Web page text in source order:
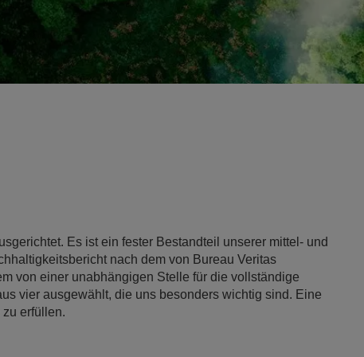
Es ist ein fester Bestandteil unserer mittel- und
nach dem von Bureau Veritas
von einer unabhängigen Stelle für die vollständige
vier ausgewählt, die uns besonders wichtig sind. Eine
erfüllen.